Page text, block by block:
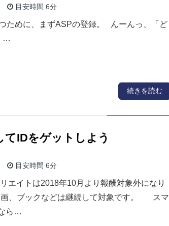
目安時間 6分
ために、まずASPの登録。 んーんっ、「ど
…
続きを読む
IDをゲットしよう
目安時間 6分
エイトは2018年10月より報酬対象外になり
画、ブックなどは継続して対象です。 スマ
ら…